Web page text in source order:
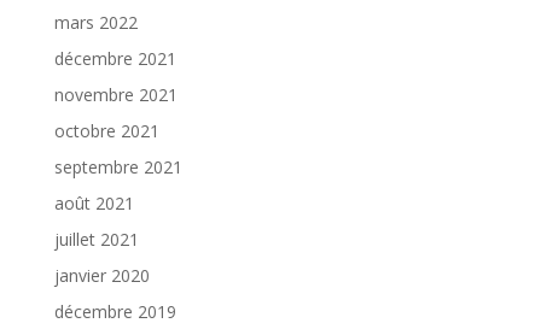
mars 2022
décembre 2021
novembre 2021
octobre 2021
septembre 2021
août 2021
juillet 2021
janvier 2020
décembre 2019